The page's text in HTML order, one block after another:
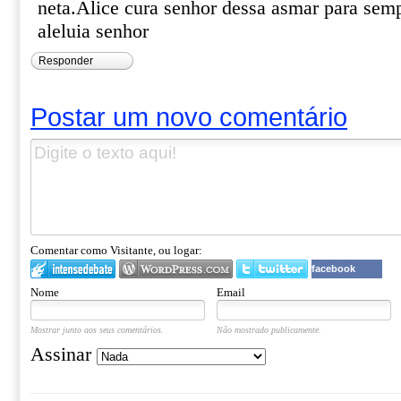
neta.Alice cura senhor dessa asmar para
aleluia senhor
Responder
Postar um novo comentário
Comentar como Visitante, ou logar:
facebook
Nome Email
Mostrar junto aos seus comentários. Não mostrado publicamente.
Assinar